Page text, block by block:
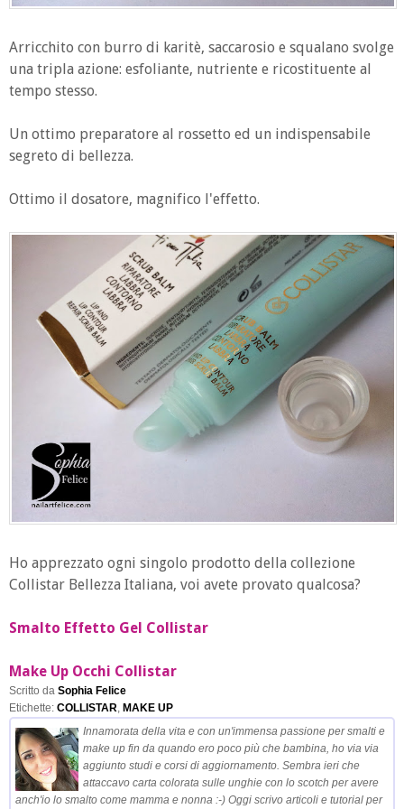
Arricchito con burro di karitè, saccarosio e squalano svolge
una tripla azione: esfoliante, nutriente e ricostituente al
tempo stesso.
Un ottimo preparatore al rossetto ed un indispensabile
segreto di bellezza.
Ottimo il dosatore, magnifico l'effetto.
Ho apprezzato ogni singolo prodotto della collezione
Collistar Bellezza Italiana, voi avete provato qualcosa?
Smalto Effetto Gel Collistar
Make Up Occhi Collistar
Scritto da Sophia Felice
Etichette: COLLISTAR, MAKE UP
Innamorata della vita e con un'immensa passione per smalti e
make up fin da quando ero poco più che bambina, ho via via
aggiunto studi e corsi di aggiornamento. Sembra ieri che
attaccavo carta colorata sulle unghie con lo scotch per avere
anch'io lo smalto come mamma e nonna :-) Oggi scrivo articoli e tutorial per